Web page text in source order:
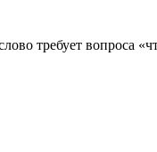
требует вопроса